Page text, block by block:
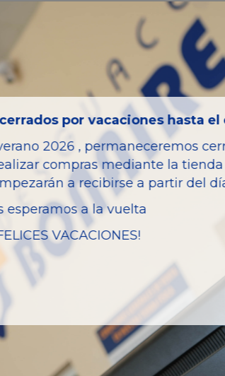
Año fabricación
Código motor
Bastidor
Combustible
Versión
Potencia
Modelo
Garantia
del
por vacaciones hasta el
2026 , permaneceremos
compras mediante la
a recibirse a partir del
esperamos a la vuelta
VACACIONES!